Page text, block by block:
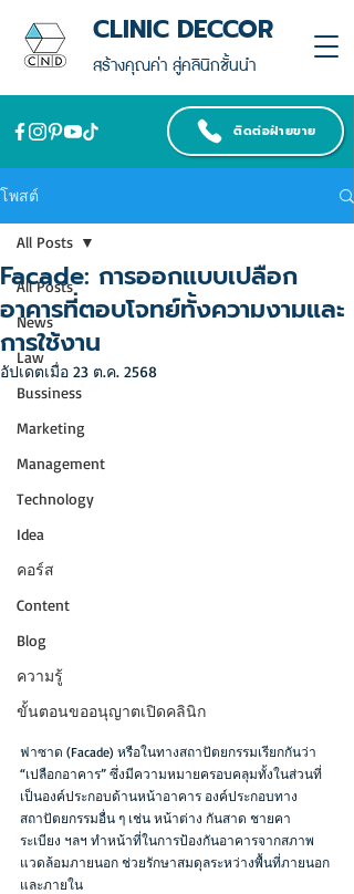
สร้างคุณค่า สู่คลินิกชั้นนำ
CLINIC DECCOR
ติดต่อฝ่ายขาย
โพสต์
All Posts
News
Law
Bussiness
Marketing
Management
Technology
Idea
คอร์ส
Content
Blog
ความรู้
ขั้นตอนขออนุญาตเปิดคลินิก
All Posts
Facade: การออกแบบเปลือก
อาคารที่ตอบโจทย์ทั้งความงามและ
การใช้งาน
อัปเดตเมื่อ 23 ต.ค. 2568
ฟาซาด (Facade) หรือในทางสถาปัตยกรรมเรียกกันว่า
“เปลือกอาคาร” ซึ่งมีความหมายครอบคลุมทั้งในส่วนที่
เป็นองค์ประกอบด้านหน้าอาคาร องค์ประกอบทาง
สถาปัตยกรรมอื่น ๆ เช่น หน้าต่าง กันสาด ชายคา
ระเบียง ฯลฯ ทำหน้าที่ในการป้องกันอาคารจากสภาพ
แวดล้อมภายนอก ช่วยรักษาสมดุลระหว่างพื้นที่ภายนอก
และภายใน